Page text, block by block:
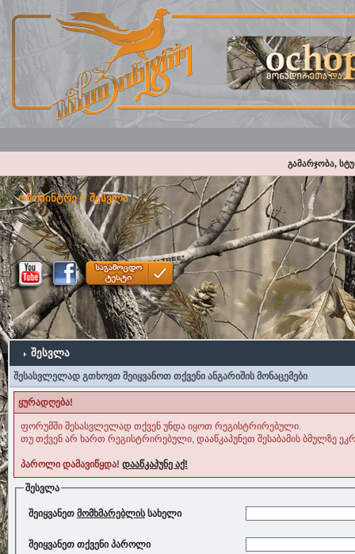
გამარჯობა,
ოჩოპინტრე> შესვლა
შესვლა
შესასვლელად გთხოვთ შეიყვანოთ თქვენი ანგარიშის მონაცემები
ყურადღება!
ფორუმში შესასვლელად თქვენ უნდა იყოთ რეგისტრირებული.
თუ თქვენ არ ხართ რეგისტრირებული, დააწკაპუნეთ შესაბამის ბმულზე
პაროლი დამავიწყდა! დააწკაპუნე აქ!
შესვლა
შეიყვანეთ მომხმარებლისსახელი
შეიყვანეთ თქვენი პაროლი